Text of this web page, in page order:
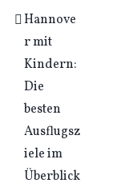
Hannove
r mit
Kindern:
Die
besten
Ausflugsz
iele im
Überblick